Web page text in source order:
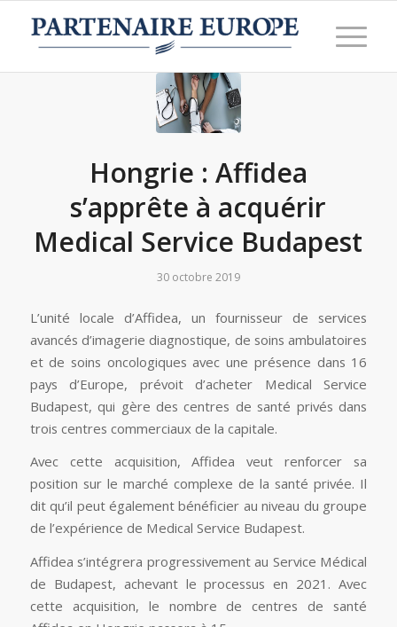
Hongrie : Affidea
s’apprête à acquérir
Medical Service Budapest
30 octobre 2019
L’unité locale d’Affidea, un fournisseur de services
avancés d’imagerie diagnostique, de soins ambulatoires
et de soins oncologiques avec une présence dans 16
pays d’Europe, prévoit d’acheter Medical Service
Budapest, qui gère des centres de santé privés dans
trois centres commerciaux de la capitale.
Avec cette acquisition, Affidea veut renforcer sa
position sur le marché complexe de la santé privée. Il
dit qu’il peut également bénéficier au niveau du groupe
de l’expérience de Medical Service Budapest.
Affidea s’intégrera progressivement au Service Médical
de Budapest, achevant le processus en 2021. Avec
cette acquisition, le nombre de centres de santé